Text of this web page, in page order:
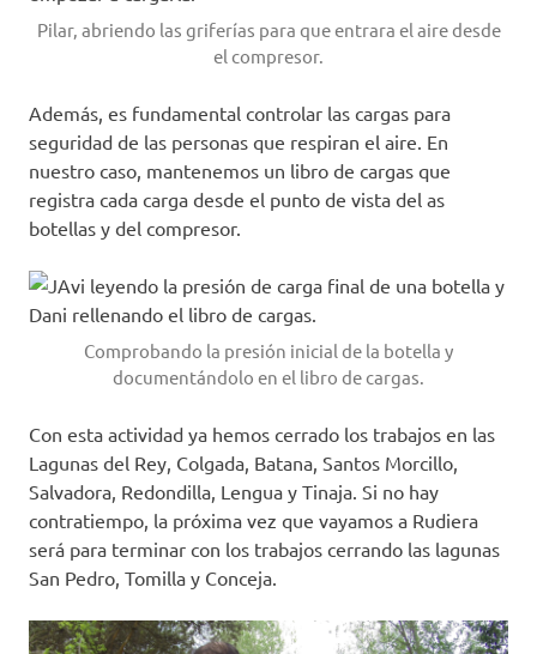
Pilar, abriendo las griferías para que entrara el aire desde
el compresor.
Además, es fundamental controlar las cargas para
seguridad de las personas que respiran el aire. En
nuestro caso, mantenemos un libro de cargas que
registra cada carga desde el punto de vista del as
botellas y del compresor.
Comprobando la presión inicial de la botella y
documentándolo en el libro de cargas.
Con esta actividad ya hemos cerrado los trabajos en las
Lagunas del Rey, Colgada, Batana, Santos Morcillo,
Salvadora, Redondilla, Lengua y Tinaja. Si no hay
contratiempo, la próxima vez que vayamos a Rudiera
será para terminar con los trabajos cerrando las lagunas
San Pedro, Tomilla y Conceja.